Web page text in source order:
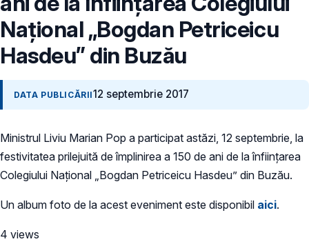
Național „Bogdan Petriceicu
Hasdeu” din Buzău
DATA PUBLICĂRII12 septembrie 2017
Ministrul Liviu Marian Pop a participat astăzi, 12 septembrie, la
festivitatea prilejuită de împlinirea a 150 de ani de la înființarea
Colegiului Național „Bogdan Petriceicu Hasdeu” din Buzău.
Un album foto de la acest eveniment este disponibil aici.
4 views